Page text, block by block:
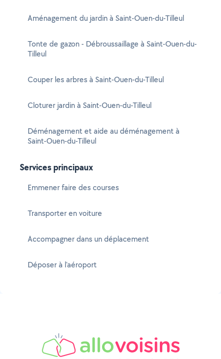
Aménagement du jardin à Saint-Ouen-du-Tilleul
Tonte de gazon - Débroussaillage à Saint-Ouen-du-
Tilleul
Couper les arbres à Saint-Ouen-du-Tilleul
Cloturer jardin à Saint-Ouen-du-Tilleul
Déménagement et aide au déménagement à
Saint-Ouen-du-Tilleul
Services principaux
Emmener faire des courses
Transporter en voiture
Accompagner dans un déplacement
Déposer à l'aéroport